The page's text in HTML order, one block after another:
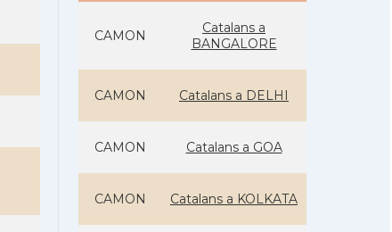
CAMON
Catalans a
BANGALORE
CAMON Catalans a DELHI
CAMON Catalans a GOA
CAMON Catalans a KOLKATA